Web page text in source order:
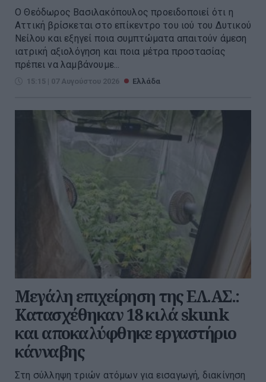
Ο Θεόδωρος Βασιλακόπουλος προειδοποιεί ότι η
Αττική βρίσκεται στο επίκεντρο του ιού του Δυτικού
Νείλου και εξηγεί ποια συμπτώματα απαιτούν άμεση
ιατρική αξιολόγηση και ποια μέτρα προστασίας
πρέπει να λαμβάνουμε...
15:15 | 07 Αυγούστου 2026 Ελλάδα
Μεγάλη επιχείρηση της ΕΛ.ΑΣ.:
Κατασχέθηκαν 18 κιλά skunk
και αποκαλύφθηκε εργαστήριο
κάνναβης
Στη σύλληψη τριών ατόμων για εισαγωγή, διακίνηση